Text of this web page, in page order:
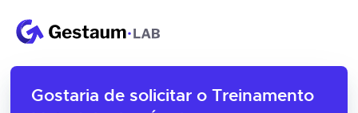
Gostaria de solicitar o Treinamento